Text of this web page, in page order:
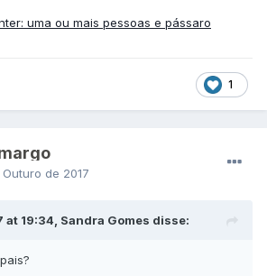
1
de 2017
at 19:34, Sandra Gomes disse: